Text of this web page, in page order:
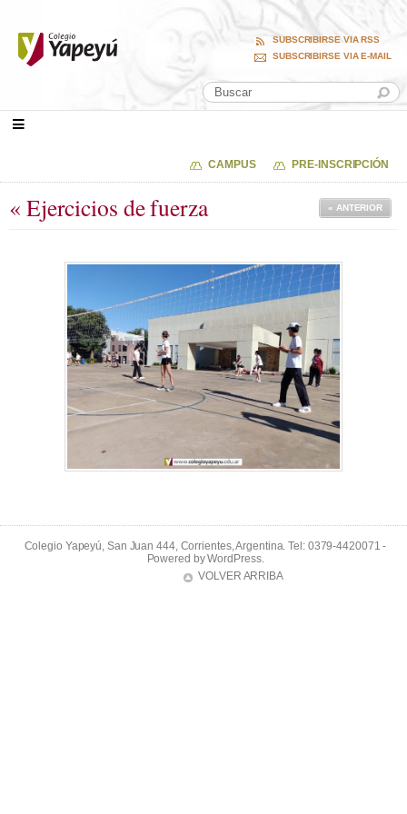
SUBSCRIBIRSE VIA RSS
SUBSCRIBIRSE VIA E-MAIL
CAMPUS PRE-INSCRIPCIÓN
« Ejercicios de fuerza « ANTERIOR
Colegio Yapeyú, San Juan 444, Corrientes, Argentina. Tel: 0379-4420071 -
Powered byWordPress.
VOLVER ARRIBA